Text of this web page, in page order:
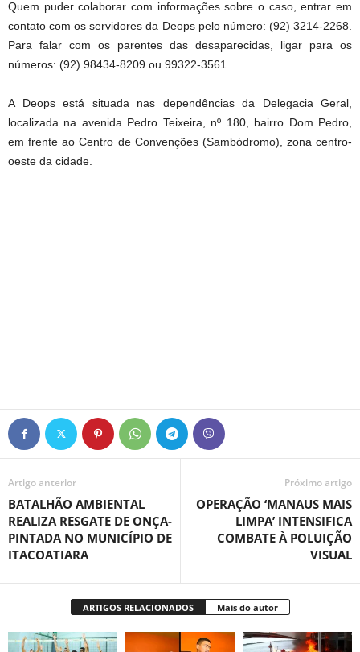
Quem puder colaborar com informações sobre o caso, entrar em
contato com os servidores da Deops pelo número: (92) 3214-2268.
Para falar com os parentes das desaparecidas, ligar para os
números: (92) 98434-8209 ou 99322-3561.
A Deops está situada nas dependências da Delegacia Geral,
localizada na avenida Pedro Teixeira, nº 180, bairro Dom Pedro,
em frente ao Centro de Convenções (Sambódromo), zona centro-
oeste da cidade.
Artigo anterior
BATALHÃO AMBIENTAL
REALIZA RESGATE DE ONÇA-
PINTADA NO MUNICÍPIO DE
ITACOATIARA
Próximo artigo
OPERAÇÃO ‘MANAUS MAIS
LIMPA’ INTENSIFICA
COMBATE À POLUIÇÃO
VISUAL
ARTIGOS RELACIONADOS Mais do autor